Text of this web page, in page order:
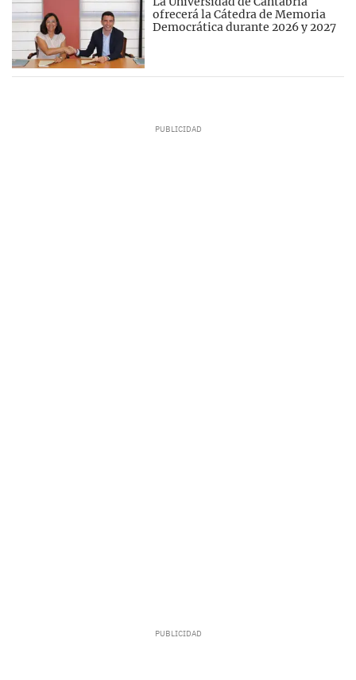
ofrecerá la Cátedra de Memoria
Democrática durante 2026 y 2027